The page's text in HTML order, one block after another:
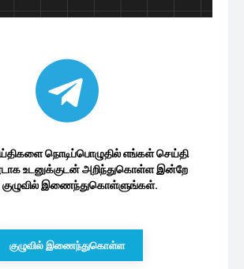
நொடிப்பொழுதில் எங்கள் செய்தி
உடனுக்குடன் அறிந்துகொள்ள இன்றே
குழுவில் இணைந்துகொள்ளுங்கள்.
குழுவில் இணைந்துகொள்ள